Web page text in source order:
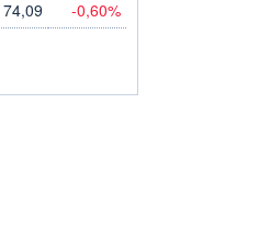
74,09 -0,60%